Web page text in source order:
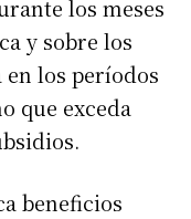
los meses
y sobre los
los períodos
que exceda
beneficios